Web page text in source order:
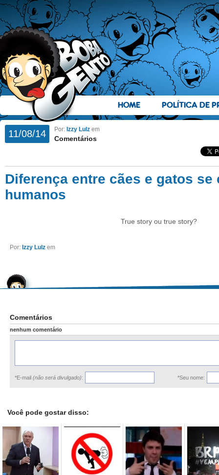
HOME POLÍTICA DE
11/08/14 Por: Izzy Lulz em
Comentários
Diferença entre cães e gatos se
humanos
True story ou true story?
Por: Izzy Lulz em
Comentários
nenhum comentário
*E-mail (não será divulgado): *Seu nome:
Você pode gostar disso: